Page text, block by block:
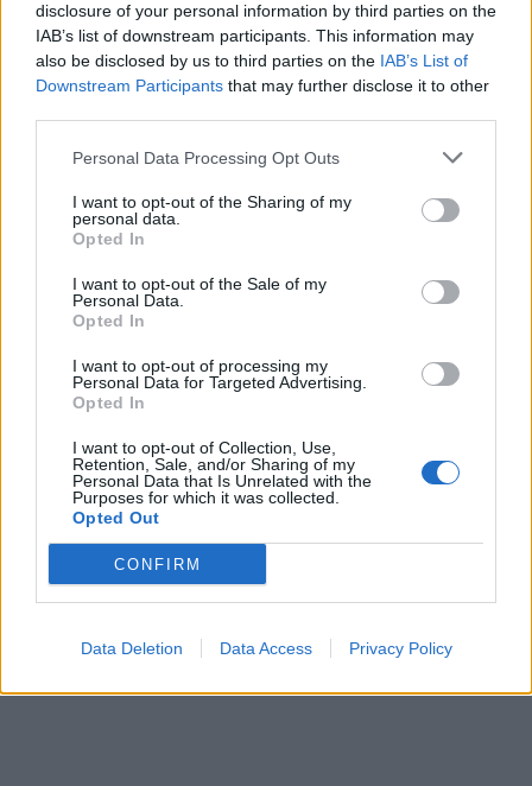
disclosure of your personal information by third parties on the
IAB’s list of downstream participants. This information may
also be disclosed by us to third parties on the IAB’s List of
Downstream Participants that may further disclose it to other
Personal Data Processing Opt Outs
I want to opt-out of the Sharing of my
personal data.
Opted In
I want to opt-out of the Sale of my
Personal Data.
Opted In
I want to opt-out of processing my
Personal Data for Targeted Advertising.
Opted In
I want to opt-out of Collection, Use,
Retention, Sale, and/or Sharing of my
Personal Data that Is Unrelated with the
Purposes for which it was collected.
Opted Out
CONFIRM
Data Deletion Data Access Privacy Policy